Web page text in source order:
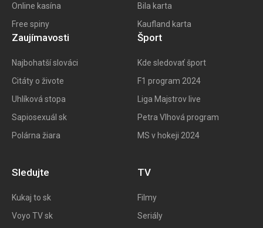
Online kasína
Free spiny
Bila karta
Kaufland karta
Zaujímavosti
Najbohatší slováci
Citáty o živote
Uhlíková stopa
Sapiosexuál sk
Polárna žiara
Šport
Kde sledovať šport
F1 program 2024
Liga Majstrov live
Petra Vlhová program
MS v hokeji 2024
Sledujte
Kukaj to sk
Voyo TV sk
TV
Filmy
Seriály